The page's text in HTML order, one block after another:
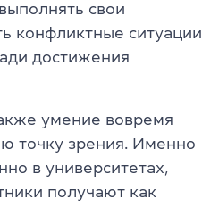
свои
конфликтные ситуации
достижения
умение вовремя
точку зрения. Именно
в университетах,
получают как